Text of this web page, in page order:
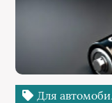
Для